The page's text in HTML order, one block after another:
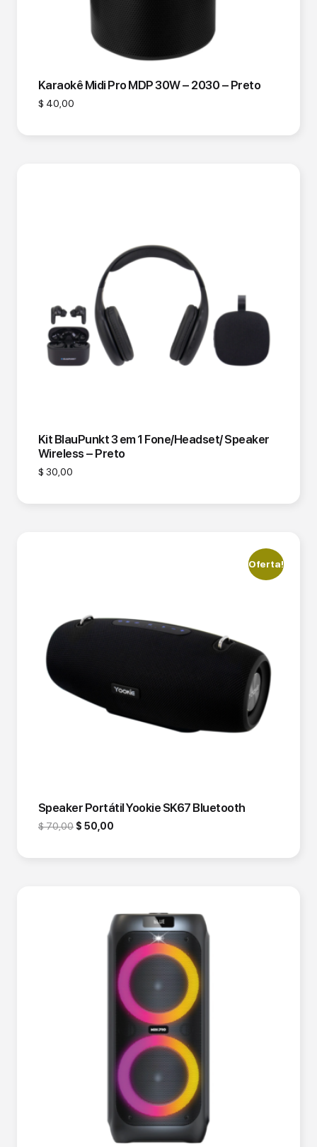
Karaokê Midi Pro MDP 30W – 2030 – Preto
$ 40,00
Kit BlauPunkt 3 em 1 Fone/Headset/ Speaker
Wireless – Preto
$ 30,00
Oferta!
Speaker Portátil Yookie SK67 Bluetooth
$70,00 $ 50,00